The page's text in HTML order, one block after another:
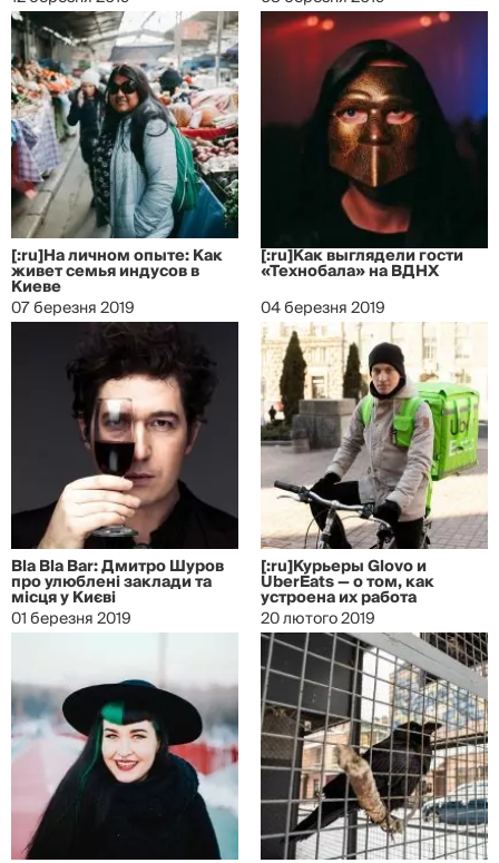
[:ru]На личном опыте: Как
живет семья индусов в
Киеве
07 березня 2019
[:ru]Как выглядели гости
«Технобала» на ВДНХ
04 березня 2019
Bla Bla Bar: Дмитро Шуров
про улюблені заклади та
місця у Києві
01 березня 2019
[:ru]Курьеры Glovo и
UberEats — о том, как
устроена их работа
20 лютого 2019